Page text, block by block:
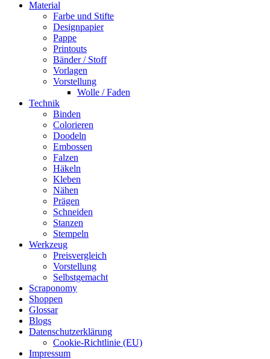
Material
Farbe und Stifte
Designpapier
Pappe
Printouts
Bänder / Stoff
Vorlagen
Vorstellung
Wolle / Faden
Technik
Binden
Colorieren
Doodeln
Embossen
Falzen
Häkeln
Kleben
Nähen
Prägen
Schneiden
Stanzen
Stempeln
Werkzeug
Preisvergleich
Vorstellung
Selbstgemacht
Scraponomy
Shoppen
Glossar
Blogs
Datenschutzerklärung
Cookie-Richtlinie (EU)
Impressum